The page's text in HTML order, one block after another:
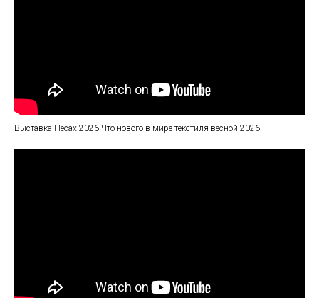
Выставка Песах 2026 Что нового в мире текстиля весной 2026